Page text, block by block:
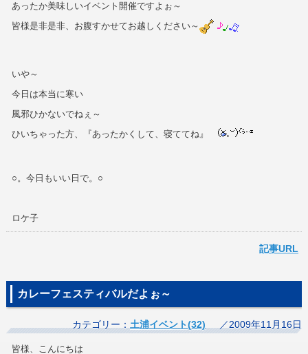
あったか美味しいイベント開催ですよぉ～
皆様是非是非、お腹すかせてお越しください～
いや～
今日は本当に寒い
風邪ひかないでねぇ～
ひいちゃった方、『あったかくして、寝ててね』
○。今日もいい日で。○
ロケ子
記事URL
カレーフェスティバルだよぉ～
カテゴリー： 土浦イベント(32) ／2009年11月16日
皆様、こんにちは